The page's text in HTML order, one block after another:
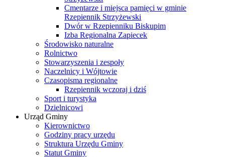
Cmentarze i miejsca pamięci w gminie
Rzepiennik Strzyżewski
Dwór w Rzepienniku Biskupim
Izba Regionalna Zapiecek
Środowisko naturalne
Rolnictwo
Stowarzyszenia i zespoły
Naczelnicy i Wójtowie
Czasopisma regionalne
Rzepiennik wczoraj i dziś
Sport i turystyka
Dzielnicowi
Urząd Gminy
Kierownictwo
Godziny pracy urzędu
Struktura Urzędu Gminy
Statut Gminy